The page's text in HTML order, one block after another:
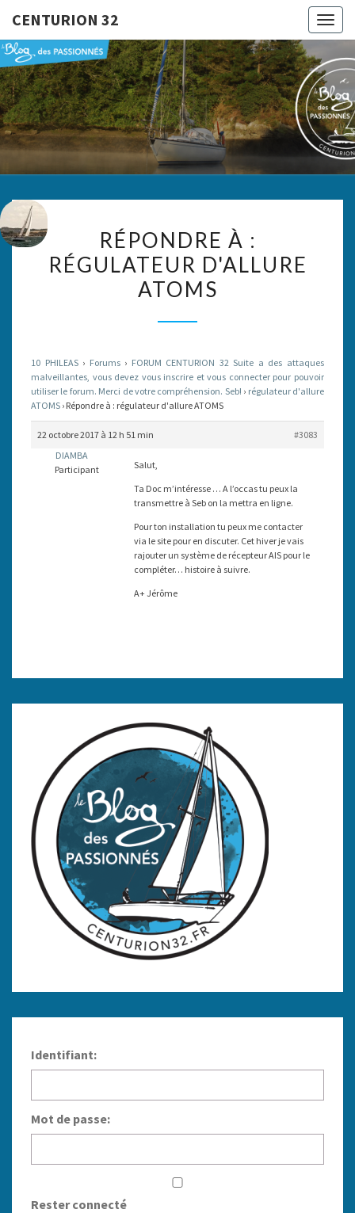
CENTURION 32
32
Le Blog
Des
Passionnés
À :
RÉGULATEUR
D'ALLURE
RÉPONDRE À :
RÉGULATEUR D'ALLURE
ATOMS
10 PHILEAS › Forums › FORUM CENTURION 32 Suite a des attaques
malveillantes, vous devez vous inscrire et vous connecter pour pouvoir
utiliser le forum. Merci de votre compréhension. Seb! › régulateur d'allure
ATOMS › Répondre à : régulateur d'allure ATOMS
22 octobre 2017 à 12 h 51 min
#3083
DIAMBA
Participant
Salut,
Ta Doc m’intéresse … A l’occas tu peux la
transmettre à Seb on la mettra en ligne.
Pour ton installation tu peux me contacter
via le site pour en discuter. Cet hiver je vais
rajouter un système de récepteur AIS pour le
compléter… histoire à suivre.
A+ Jérôme
Identifiant:
Mot de passe:
Rester connecté